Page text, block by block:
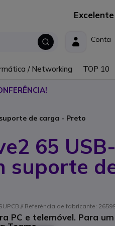
Excelente
Conta
/ Networking TOP 10
de carga - Preto
65
suporte
// Referência de fabricante:
PC e telemóvel. Para